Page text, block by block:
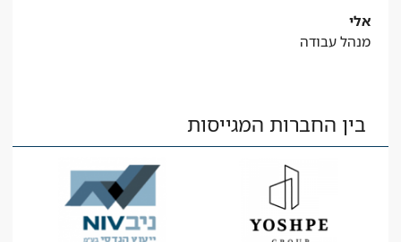
אלי
מנהל עבודה
בין החברות המגייסות